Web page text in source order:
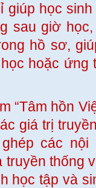
học
sau giờ
hồ sơ,
hoặc ứng
“Tâm hồn
giá trị
các
truyền thống
học tập và